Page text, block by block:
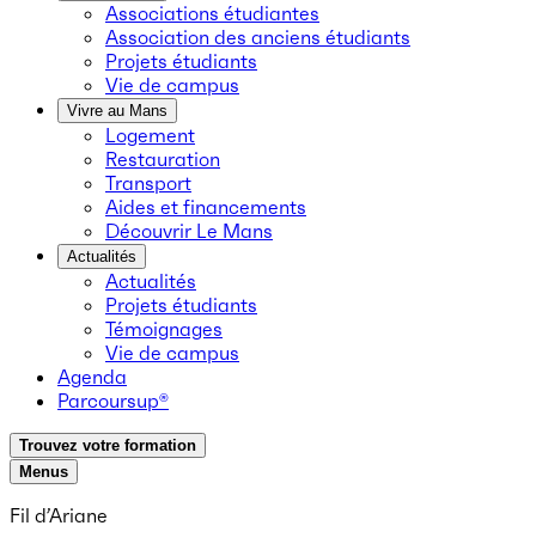
Associations étudiantes
Association des anciens étudiants
Projets étudiants
Vie de campus
Vivre au Mans
Logement
Restauration
Transport
Aides et financements
Découvrir Le Mans
Actualités
Actualités
Projets étudiants
Témoignages
Vie de campus
Agenda
Parcoursup®
Trouvez votre formation
Menus
Fil d’Ariane